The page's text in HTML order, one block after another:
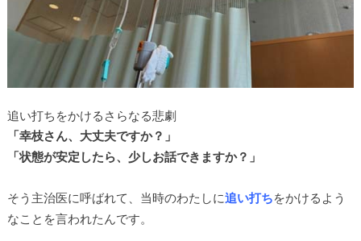
追い打ちをかけるさらなる悲劇
「幸枝さん、大丈夫ですか？」
「状態が安定したら、少しお話できますか？」
そう主治医に呼ばれて、当時のわたしに追い打ちをかけるよう
なことを言われたんです。